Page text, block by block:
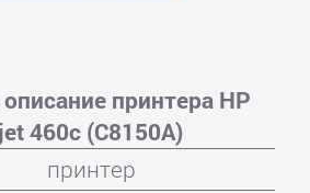
принтера HP
460c (C8150A)
принтер